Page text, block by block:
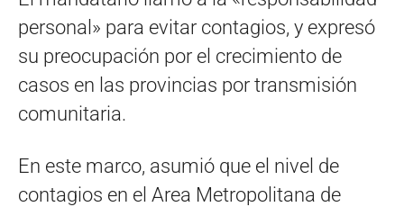
personal» para evitar contagios, y expresó
su preocupación por el crecimiento de
casos en las provincias por transmisión
comunitaria.
En este marco, asumió que el nivel de
contagios en el Area Metropolitana de